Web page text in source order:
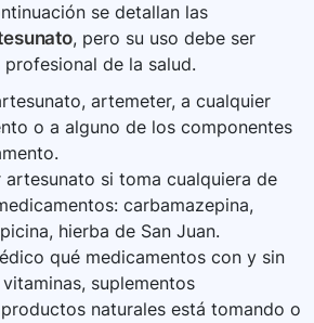
se detallan las
, pero su uso debe ser
de la salud.
artemeter, a cualquier
o a alguno de los componentes
si toma cualquiera de
carbamazepina,
hierba de San Juan.
qué medicamentos con y sin
suplementos
naturales está tomando o